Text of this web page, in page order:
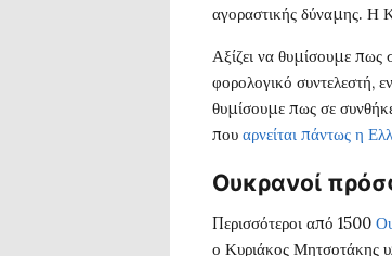
αγοραστικής δύναμης. Η
Αξίζει να θυμίσουμε πως
φορολογικό συντελεστή,
θυμίσουμε πως σε
που αρνείται πάντως η
Ουκρανοί
Περισσότεροι από 1500
ο Κυριάκος Μητσοτάκης